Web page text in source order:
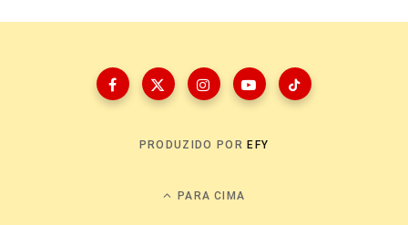
PRODUZIDO POR EFY
PARA CIMA